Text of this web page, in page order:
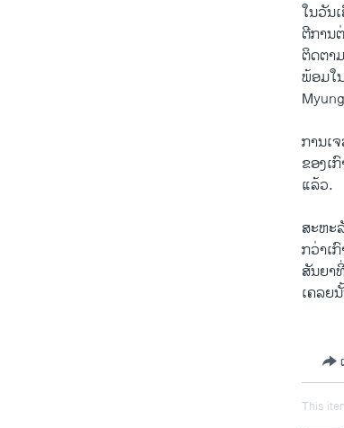
ໃນວັນ
ຕີການ
ຕິດຕາ
ພ້ອມໃ
ການເ
ຂອງເ
ແລ້ວ.
ສະຫະ
ກວ່າເ
ສັນຍາ
ເຄລຍ
This